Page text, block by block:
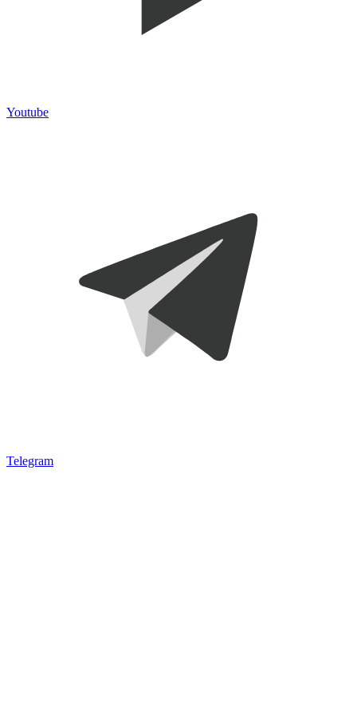
Youtube
Telegram